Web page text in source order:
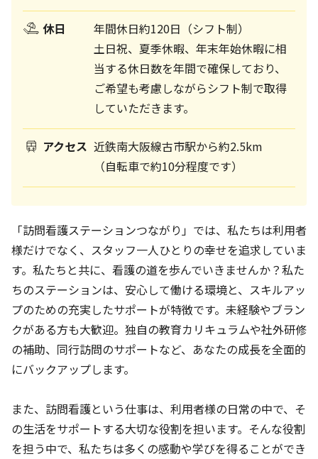
休日
年間休日約120日（シフト制）
土日祝、夏季休暇、年末年始休暇に相
当する休日数を年間で確保しており、
ご希望も考慮しながらシフト制で取得
していただきます。
アクセス 近鉄南大阪線古市駅から約2.5km
（自転車で約10分程度です）
「訪問看護ステーションつながり」では、私たちは利用者
様だけでなく、スタッフ一人ひとりの幸せを追求していま
す。私たちと共に、看護の道を歩んでいきませんか？私た
ちのステーションは、安心して働ける環境と、スキルアッ
プのための充実したサポートが特徴です。未経験やブラン
クがある方も大歓迎。独自の教育カリキュラムや社外研修
の補助、同行訪問のサポートなど、あなたの成長を全面的
にバックアップします。
また、訪問看護という仕事は、利用者様の日常の中で、そ
の生活をサポートする大切な役割を担います。そんな役割
を担う中で、私たちは多くの感動や学びを得ることができ